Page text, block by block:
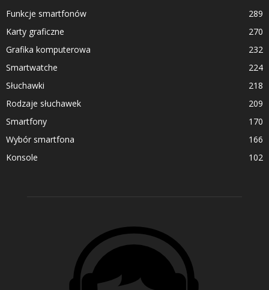
Funkcje smartfonów
289
Karty graficzne
270
Grafika komputerowa
232
Smartwatche
224
Słuchawki
218
Rodzaje słuchawek
209
Smartfony
170
Wybór smartfona
166
Konsole
102